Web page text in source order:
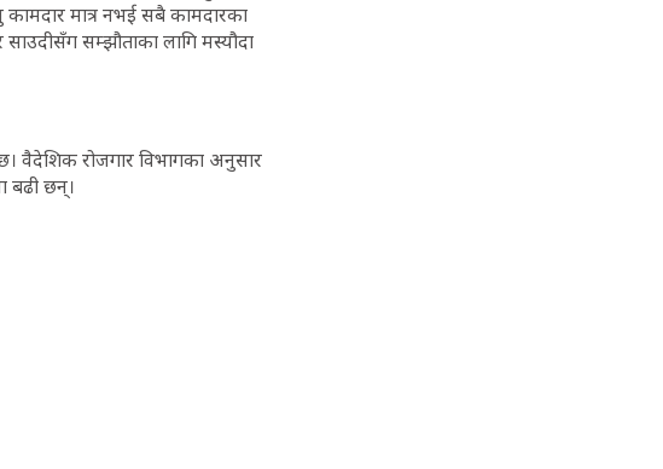
कामदार मात्र नभई सबै कामदारका
सम्झौताका लागि मस्यौदा
वैदेशिक रोजगार विभागका अनुसार
बढी छन्।